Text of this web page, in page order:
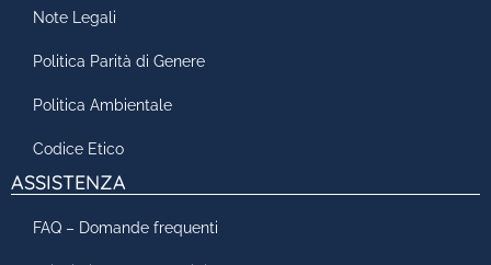
Note Legali
Politica Parità di Genere
Politica Ambientale
Codice Etico
ASSISTENZA
FAQ – Domande frequenti